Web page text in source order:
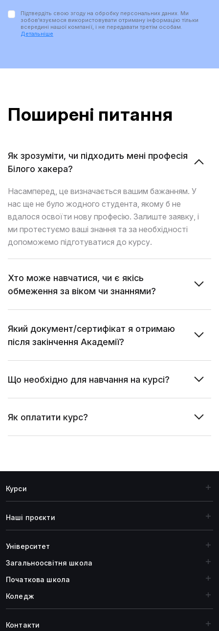
Підтвердіть свою згоду на обробку персональних даних. Ми
зобов'язуємося використовувати отриману інформацію тільки
всередині нашої компанії, і не передавати третім особам.
Детальніше
Поширені питання
Як зрозуміти, чи підходить мені професія
Білого хакера?
Насамперед, це визначається вашим бажанням. У
нас ще не було жодного студента, якому б не
вдалося освоїти нову професію. Залиште заявку, і
ми протестуємо ваші знання та за необхідності
допоможемо підготуватися до курсу.
Хто може навчатися, чи є якісь
обмеження за віком чи знаннями?
Який документ/сертифікат я отримаю
після закінчення Академії?
Що необхідно для навчання на курсі?
Як оплатити курс?
Курси
Наші проєкти
Університет
Загальноосвiтня школа
Початкова школа
Коледж
Контакти